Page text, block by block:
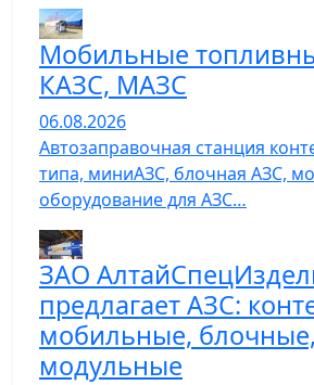
Мобильные
КАЗС, МАЗС
06.08.2026
Автозаправочная станция
типа, миниАЗС, блочная АЗС,
оборудование для АЗС…
ЗАО
предлагает АЗС:
мобильные, блочные,
модульные